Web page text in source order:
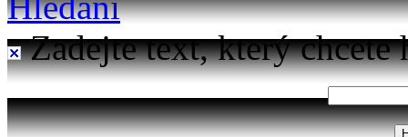
Zadejte text, který chcete